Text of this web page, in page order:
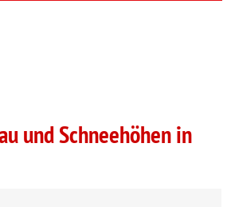
und Schneehöhen in